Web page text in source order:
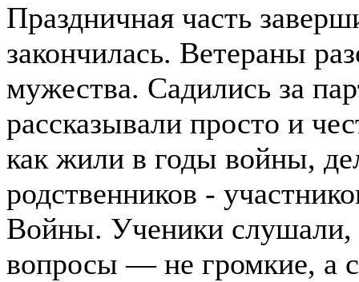
Праздничная часть
закончилась. Ветераны
мужества. Садились за
рассказывали просто и
как жили в годы войны,
родственников -
Войны. Ученики слушали,
вопросы — не громкие, а